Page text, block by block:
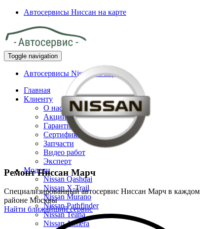
Автосервисы Ниссан на карте
Toggle navigation
Автосервисы Nissan на карте
Главная
Клиенту
О нас
Акции
Гарантия
Сертификаты
Запчасти
Видео работ
Эксперт
Модели
Nissan Qashqai
Nissan X-Trail
Nissan Murano
Nissan Pathfinder
Nissan Teana
Nissan Almera
Ремонт Ниссан Марч
Специализированный автосервис Ниссан Марч в каждом
районе Москвы
Найти ближайший сервис